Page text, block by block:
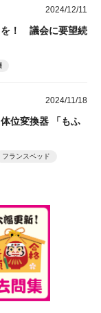
2024/12/11
を！ 議会に要望続
2024/11/18
位変換器 「もふ
フランスベッド